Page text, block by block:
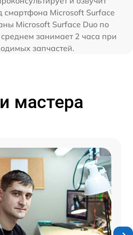
смартфона Microsoft Surface
Microsoft Surface Duo по
занимает 2 часа при
запчастей.
мастера